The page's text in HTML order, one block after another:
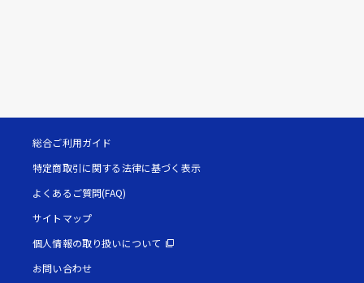
総合ご利用ガイド
特定商取引に関する法律に基づく表示
よくあるご質問(FAQ)
サイトマップ
個人情報の取り扱いについて
お問い合わせ